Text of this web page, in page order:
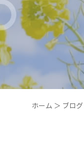
ホーム ＞ ブロ